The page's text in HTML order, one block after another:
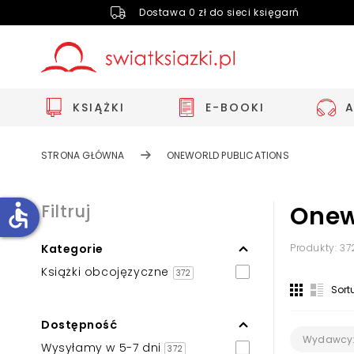
Dostawa 0 zł do sieci księgarń
KSIĄŻKI E-BOOKI
STRONA GŁÓWNA ONEWORLD PUBLICATIONS
Filtruj
Kategorie
Książki obcojęzyczne
372
Dostępność
Wysyłamy w 5-7 dni 372
Produkty:
Wydawcy:
accessible
Zwiększ rozmiar czcionki
Zmniejsz rozmiar czcionki